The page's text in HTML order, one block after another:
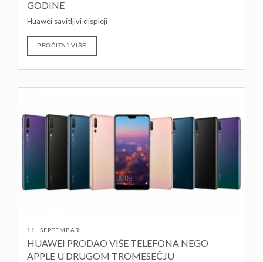
GODINE
Huawei savitljivi displeji
PROČITAJ VIŠE
11 SEPTEMBAR
HUAWEI PRODAO VIŠE TELEFONA NEGO
APPLE U DRUGOM TROMESEČJU